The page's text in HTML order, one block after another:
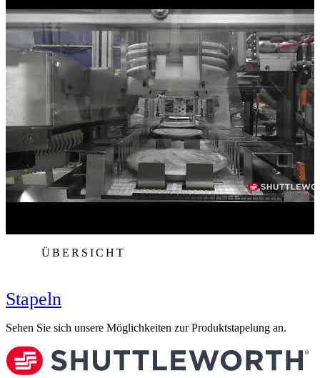
ÜBERSICHT
Stapeln
Sehen Sie sich unsere Möglichkeiten zur Produktstapelung an.